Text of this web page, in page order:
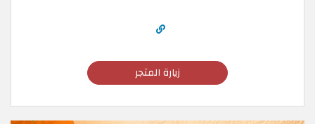
زيارة المتجر